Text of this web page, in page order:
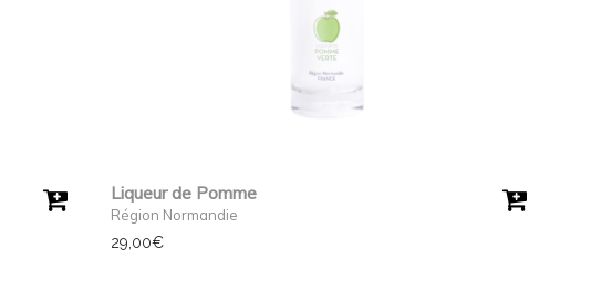
Liqueur de Pomme
Région Normandie
29,00€